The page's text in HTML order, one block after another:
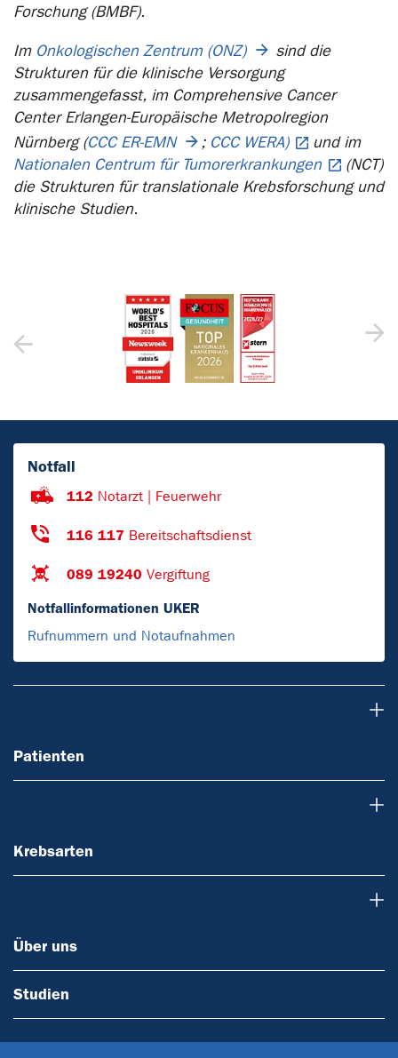
Forschung (BMBF).
Im Onkologischen Zentrum (ONZ)
sind die
Strukturen für die klinische Versorgung
zusammengefasst, im Comprehensive Cancer
Center Erlangen-Europäische Metropolregion
Nürnberg (CCC ER-EMN ; CCC WERA)
und im
Nationalen Centrum für Tumorerkrankungen
(NCT)
die Strukturen für translationale Krebsforschung und
klinische Studien.
Notfall
112 Notarzt | Feuerwehr
116 117 Bereitschaftsdienst
089 19240 Vergiftung
Notfallinformationen UKER
Rufnummern und Notaufnahmen
Patienten
Krebsarten
Über uns
Studien